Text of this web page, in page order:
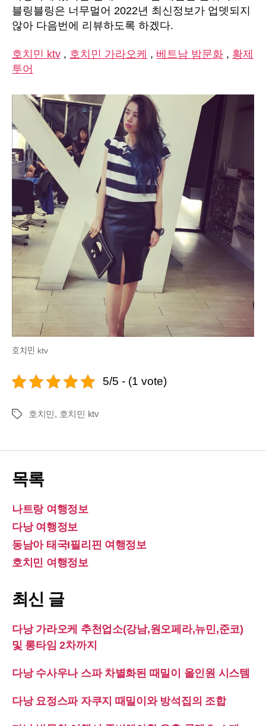
블링블링은 너무멀어 2022년 최신정보가 업뎃되지
않아 다음번에 리뷰하도록 하겠다.
호치민 ktv , 호치민 가라오케 , 베트남 밤문화 , 황제
투어
호치민 ktv
5/5 - (1 vote)
Tags 호치민, 호치민 ktv
목록
나트랑 여행정보
다낭 여행정보
동남아 태국I필리핀 여행정보
호치민 여행정보
최신 글
다낭 가라오케 추천업소(강남,원오페라,뉴민,준코)
및 롱타임 2차까지
다낭 수사우나 스파 차별화된 때밀이 올인원 시스템
다낭 요정스파 자쿠지 때밀이와 방석집의 조합